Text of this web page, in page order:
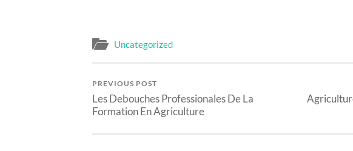
Uncategorized
PREVIOUS POST
Les Debouches Professionales De La
Formation En Agriculture